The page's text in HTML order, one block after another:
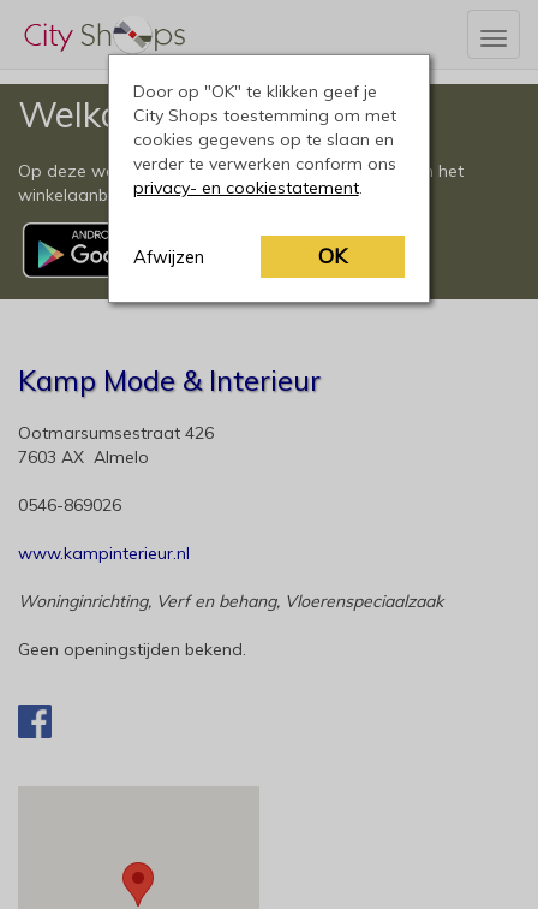
Welkom
Op deze website vindt u een compleet overzicht van het
winkelaanbod in Almelo en omgeving.
Kamp Mode & Interieur
Ootmarsumsestraat 426
7603 AX Almelo
0546-869026
www.kampinterieur.nl
Woninginrichting, Verf en behang, Vloerenspeciaalzaak
Geen openingstijden bekend.
Door op "OK" te klikken geef je
City Shops toestemming om met
cookies gegevens op te slaan en
verder te verwerken conform ons
privacy- en cookiestatement.
Afwijzen OK